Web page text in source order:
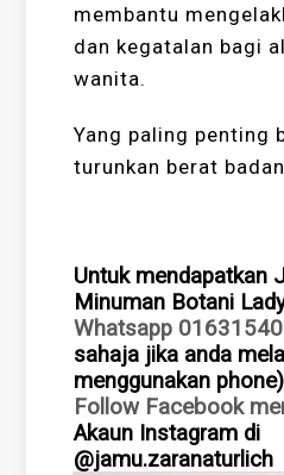
membantu
dan kegatalan bagi
wanita.
Yang paling penting
turunkan berat
Untuk mendapatkan
Minuman Botani
Whatsapp
sahaja jika anda
menggunakan phone)
Follow Facebook
Akaun Instagram di
@jamu.zaranaturlich